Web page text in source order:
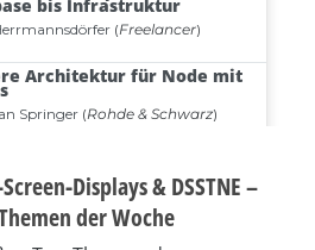
Displays & DSSTNE –
der Woche